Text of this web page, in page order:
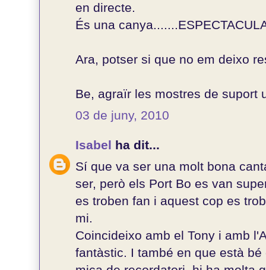
en directe.
És una
Ara, potser si que no em deixo
Be, agraïr les mostres de suport
03 de juny, 2010
Isabel ha dit...
Sí que va ser una molt bona
ser, però els Port Bo es van
es troben fan i aquest cop es
mi.
Coincideixo amb el Tony i amb
fantàstic. I també en que està